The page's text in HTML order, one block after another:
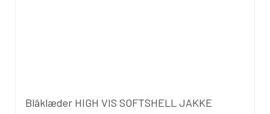
Blâklæder HIGH VIS SOFTSHELL JAKKE